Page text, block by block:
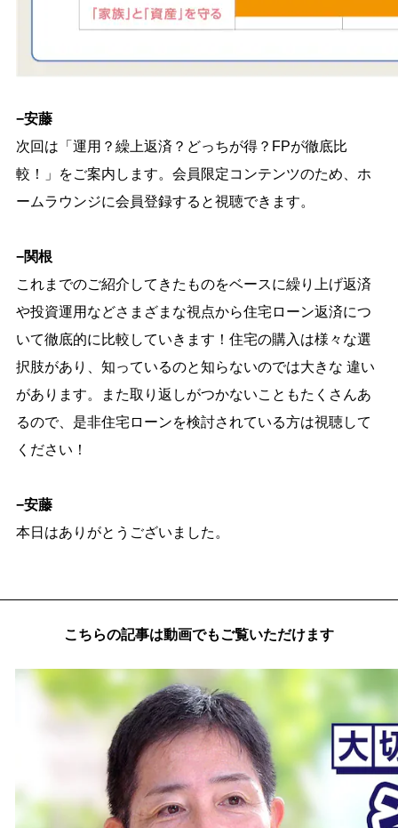
−安藤
次回は「運用？繰上返済？どっちが得？FPが徹底比
較！」をご案内します。会員限定コンテンツのため、ホ
ームラウンジに会員登録すると視聴できます。
−関根
これまでのご紹介してきたものをベースに繰り上げ返済
や投資運用などさまざまな視点から住宅ローン返済につ
いて徹底的に比較していきます！住宅の購入は様々な選
択肢があり、知っているのと知らないのでは大きな 違い
があります。また取り返しがつかないこともたくさんあ
るので、是非住宅ローンを検討されている方は視聴して
ください！
−安藤
本日はありがとうございました。
こちらの記事は動画でもご覧いただけます